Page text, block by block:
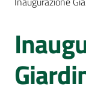
Assemblea
Attività
Salta al contenuto